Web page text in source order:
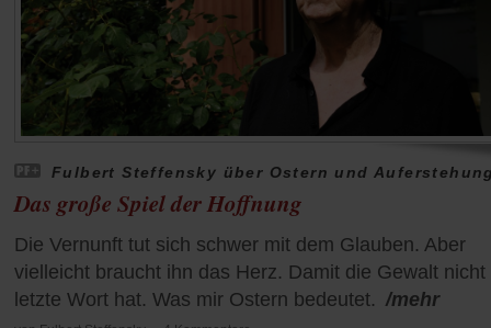
Fulbert Steffensky über Ostern und
Das große Spiel der Hoffnung
Die Vernunft tut sich schwer mit dem Glauben. Aber
vielleicht braucht ihn das Herz. Damit die Gewalt nicht
letzte Wort hat. Was mir Ostern bedeutet. /mehr